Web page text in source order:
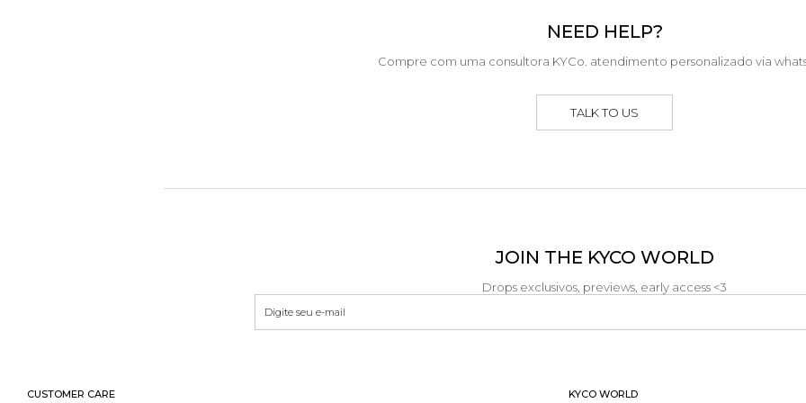
NEED HELP?
Compre com uma consultora KYCo. atendimento personalizado via
TALK TO US
JOIN THE KYCO WORLD
Drops exclusivos, previews, early access <3
CUSTOMER CARE KYCO WORLD